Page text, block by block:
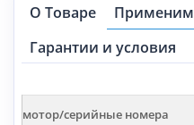
О Товаре
Гарантии и условия
мотор/серийные номера